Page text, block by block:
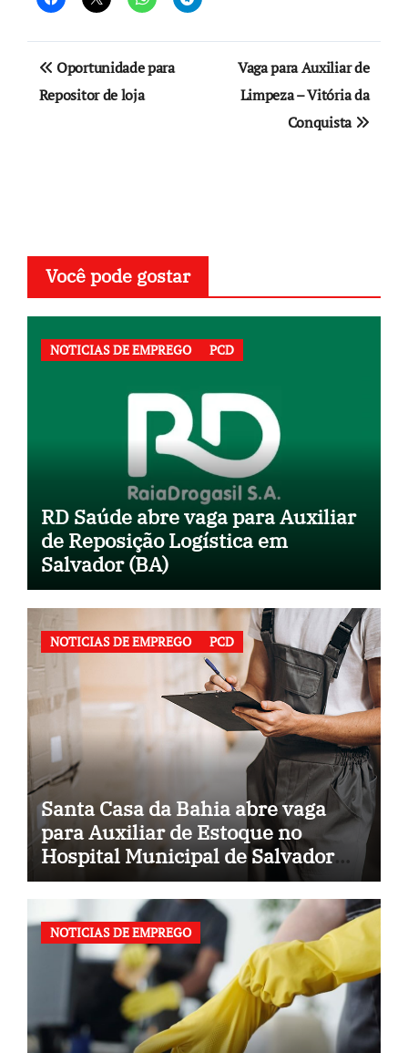
Navegação
de
Oportunidade para
Repositor de loja
Vaga para Auxiliar de
Limpeza – Vitória da
Conquista
Você pode gostar
NOTICIAS DE EMPREGO PCD
RD Saúde abre vaga para Auxiliar
de Reposição Logística em
Salvador (BA)
NOTICIAS DE EMPREGO PCD
Santa Casa da Bahia abre vaga
para Auxiliar de Estoque no
Hospital Municipal de Salvador
(BA)
NOTICIAS DE EMPREGO